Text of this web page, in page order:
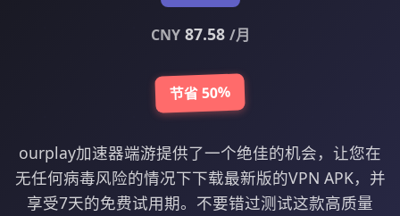
CNY87.58 /月
节省 50%
ourplay加速器端游提供了一个绝佳的机会，让您在
无任何病毒风险的情况下下载最新版的VPN APK，并
享受7天的免费试用期。不要错过测试这款高质量